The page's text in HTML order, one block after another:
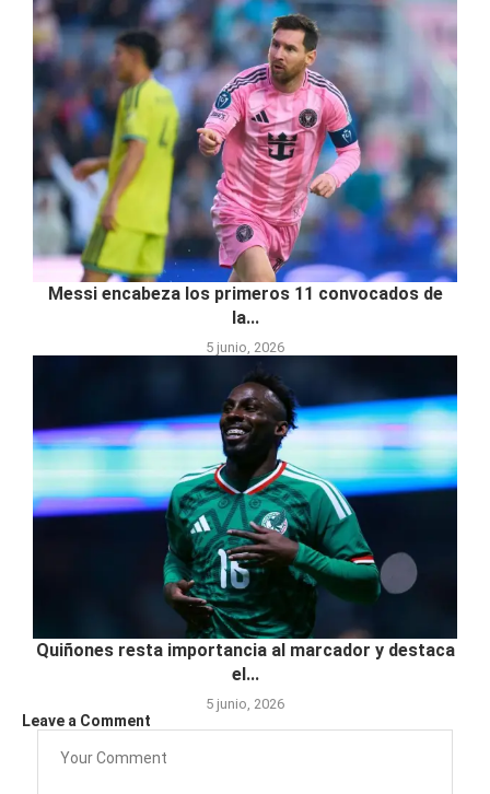
Messi encabeza los primeros 11 convocados de
la...
5 junio, 2026
Quiñones resta importancia al marcador y destaca
el...
5 junio, 2026
Leave a Comment